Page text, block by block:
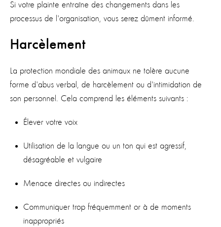
Si votre plainte entraîne des changements dans les
processus de l'organisation, vous serez dûment informé.
Harcèlement
La protection mondiale des animaux ne tolère aucune
forme d'abus verbal, de harcèlement ou d'intimidation de
son personnel. Cela comprend les éléments suivants :
Élever votre voix
Utilisation de la langue ou un ton qui est agressif,
désagréable et vulgaire
Menace directes ou indirectes
Communiquer trop fréquemment or à de moments
inappropriés